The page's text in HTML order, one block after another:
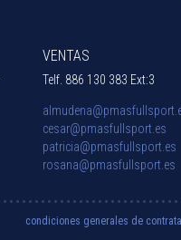
VENTAS
Telf. 886 130 383 Ext:3
cesar@pmasfullsport.es
patricia@pmasfullsport.es
rosana@pmasfullsport.es
condiciones generales de